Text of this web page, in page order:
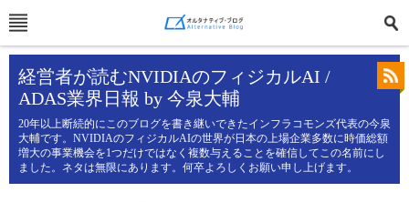
経営者が読むNVIDIAのフィジカルAI /
ADAS業界日報 by 今泉大輔
20年以上断続的にこのブログを書き継いできたインフラコモンズ代表の今泉
大輔です。NVIDIAのフィジカルAIの世界が日本の上場企業多数に時価総額
増大の事業機会を1つだけではなく複数与えることを確信してこの名前にし
ました。ネタは無限にあります。何卒よろしくお願い申し上げます。